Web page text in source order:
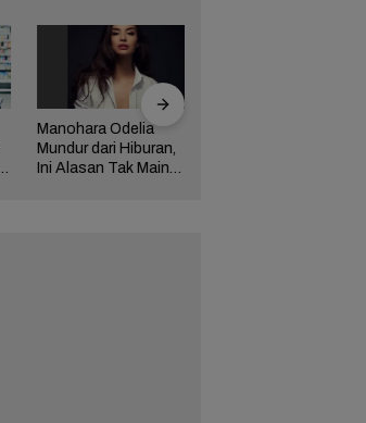
Manohara Odelia
Mundur dari Hiburan,
Ini Alasan Tak Main